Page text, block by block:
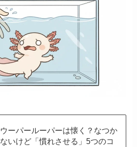
ウーパールーパーは懐く？なつか
ないけど「慣れさせる」5つのコ